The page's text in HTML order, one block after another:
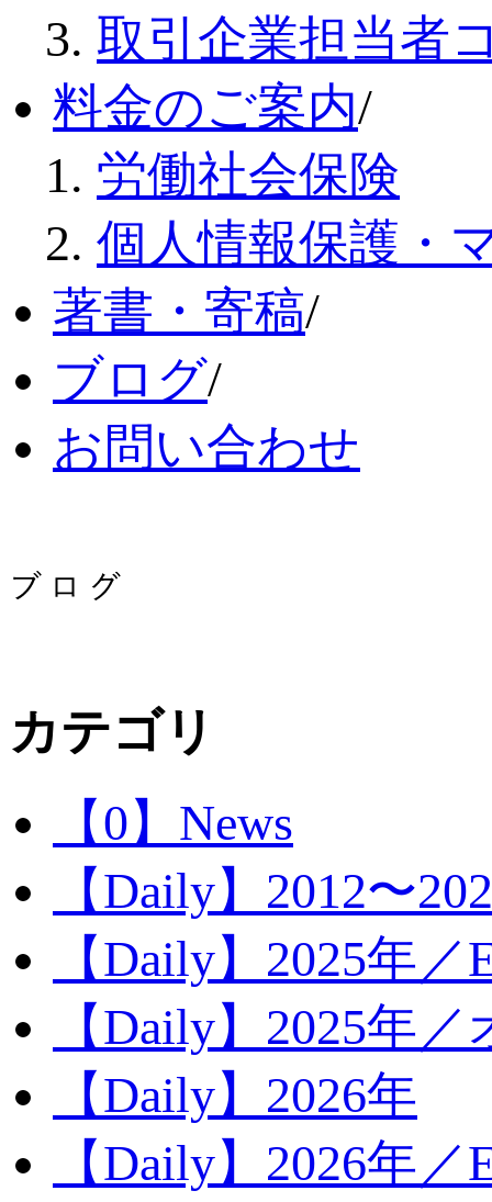
取引企業担当者
料金のご案内/
労働社会保険
個人情報保護・
著書・寄稿/
ブログ/
お問い合わせ
カテゴリ
【0】News
【Daily】2012〜
【Daily】2025年／
【Daily】2025年
【Daily】2026年
【Daily】2026年／